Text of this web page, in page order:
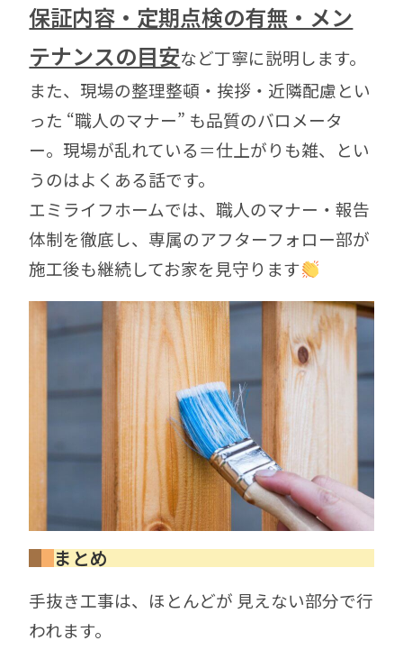
保証内容・定期点検の有無・メン
テナンスの目安など丁寧に説明します。
また、現場の整理整頓・挨拶・近隣配慮とい
った “職人のマナー” も品質のバロメータ
ー。現場が乱れている＝仕上がりも雑、とい
うのはよくある話です。
エミライフホームでは、職人のマナー・報告
体制を徹底し、専属のアフターフォロー部が
施工後も継続してお家を見守ります
まとめ
手抜き工事は、ほとんどが 見えない部分で行
われます。